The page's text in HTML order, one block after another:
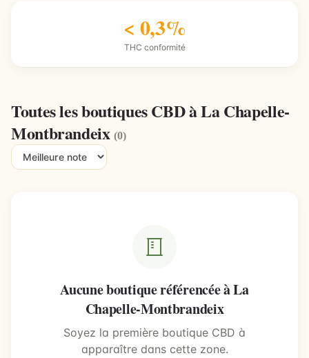
< 0,3%
THC conformité
Toutes les boutiques CBD à La Chapelle-
Montbrandeix(0)
Aucune boutique référencée à La
Chapelle-Montbrandeix
Soyez la première boutique CBD à
apparaître dans cette zone.